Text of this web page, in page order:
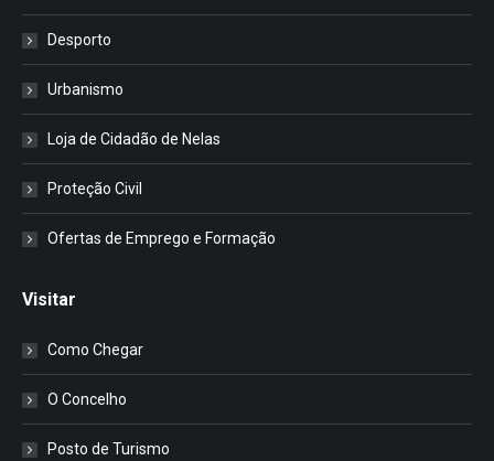
Desporto
Urbanismo
Loja de Cidadão de Nelas
Proteção Civil
Ofertas de Emprego e Formação
Visitar
Como Chegar
O Concelho
Posto de Turismo